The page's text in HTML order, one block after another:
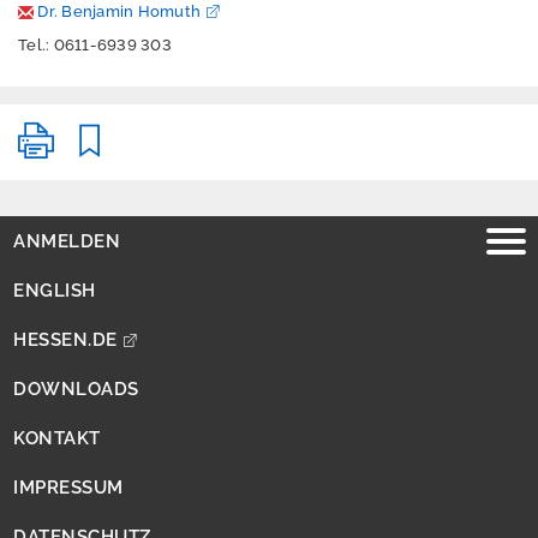
P
u
k
a
n
e
n
Ü
b
e
r
u
s
Dr. Benjamin Homuth
Tel.: 0611-6939 303
ANMELDEN
ENGLISH
HESSEN.DE
DOWNLOADS
KONTAKT
IMPRESSUM